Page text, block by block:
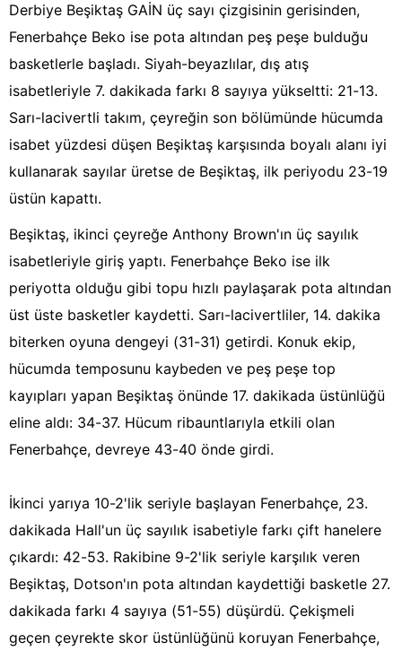
Derbiye Beşiktaş GAİN üç sayı çizgisinin gerisinden,
Fenerbahçe Beko ise pota altından peş peşe bulduğu
basketlerle başladı. Siyah-beyazlılar, dış atış
isabetleriyle 7. dakikada farkı 8 sayıya yükseltti: 21-13.
Sarı-lacivertli takım, çeyreğin son bölümünde hücumda
isabet yüzdesi düşen Beşiktaş karşısında boyalı alanı iyi
kullanarak sayılar üretse de Beşiktaş, ilk periyodu 23-19
üstün kapattı.
Beşiktaş, ikinci çeyreğe Anthony Brown'ın üç sayılık
isabetleriyle giriş yaptı. Fenerbahçe Beko ise ilk
periyotta olduğu gibi topu hızlı paylaşarak pota altından
üst üste basketler kaydetti. Sarı-lacivertliler, 14. dakika
biterken oyuna dengeyi (31-31) getirdi. Konuk ekip,
hücumda temposunu kaybeden ve peş peşe top
kayıpları yapan Beşiktaş önünde 17. dakikada üstünlüğü
eline aldı: 34-37. Hücum ribauntlarıyla etkili olan
Fenerbahçe, devreye 43-40 önde girdi.
İkinci yarıya 10-2'lik seriyle başlayan Fenerbahçe, 23.
dakikada Hall'un üç sayılık isabetiyle farkı çift hanelere
çıkardı: 42-53. Rakibine 9-2'lik seriyle karşılık veren
Beşiktaş, Dotson'ın pota altından kaydettiği basketle 27.
dakikada farkı 4 sayıya (51-55) düşürdü. Çekişmeli
geçen çeyrekte skor üstünlüğünü koruyan Fenerbahçe,